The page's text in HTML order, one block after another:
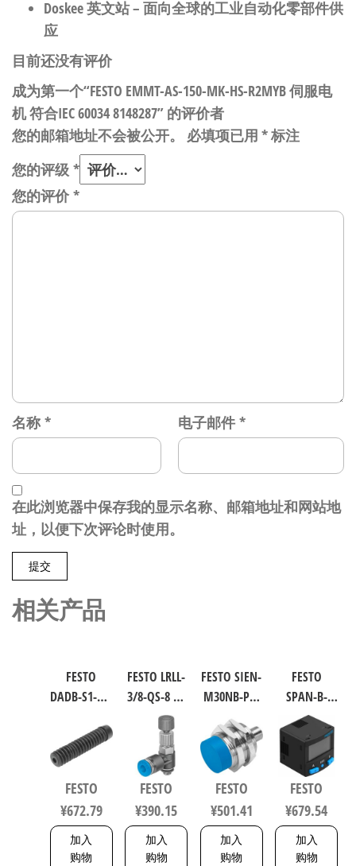
Doskee 英文站– 面向全球的工业自动化零部件供
应
目前还没有评价
成为第一个“FESTO EMMT-AS-150-MK-HS-R2MYB 伺服电
机 符合IEC 60034 8148287” 的评价者
您的邮箱地址不会被公开。
必填项已用 *标注
您的评级 *
您的评价*
名称 * 电子邮件 *
在此浏览器中保存我的显示名称、邮箱地址和网站地
址，以便下次评论时使用。
相关产品
FESTO
DADB-S1-40-
缸波纹管
保护套 行
符合ISO
6432 / ISO
15552
553463
FESTO
¥672.79
加入
购物
FESTO LRLL-
3/8-QS-8 气
源处理元
件 规格8
153505
FESTO
¥390.15
加入
购物
FESTO SIEN-
M30NB-PS-
S-L 电感式
接近传感
器 符合EN
60947-5-2
150443
FESTO
¥501.41
加入
购物
FESTO
SPAN-B-
B11R-Q4-
PN-L1+2.5S
传感器/连
接电缆
8114774
FESTO
¥679.54
加入
购物